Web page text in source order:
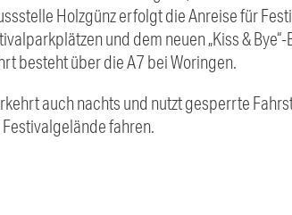
Holzgünz erfolgt die Anreise für
und dem neuen „Kiss &
besteht über die A7 bei Woringen.
auch nachts und nutzt gesperrte
fahren.